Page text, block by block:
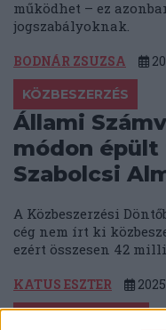
működhet – ez
jogszabályoknak.
BODNÁR ZSUZSA
KÖZBESZERZÉS
Állami
módon
Szabolcsi
A Közbeszerzési
cég nem írt ki
ezért összesen 42
KATUS ESZTER